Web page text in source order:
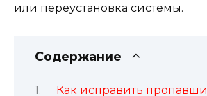
или переустановка системы.
Содержание
Как исправить